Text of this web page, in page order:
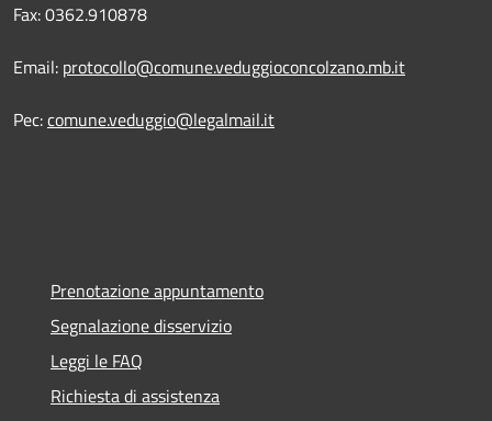
Fax: 0362.910878
Email: protocollo@comune.veduggioconcolzano.mb.it
Pec:comune.veduggio@legalmail.it
Prenotazione appuntamento
Segnalazione disservizio
Leggi le FAQ
Richiesta di assistenza